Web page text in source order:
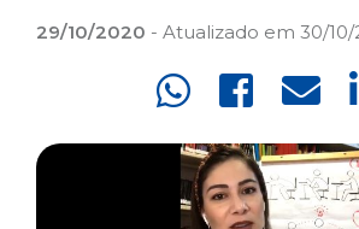
29/10/2020 - Atualizado em 30/10/